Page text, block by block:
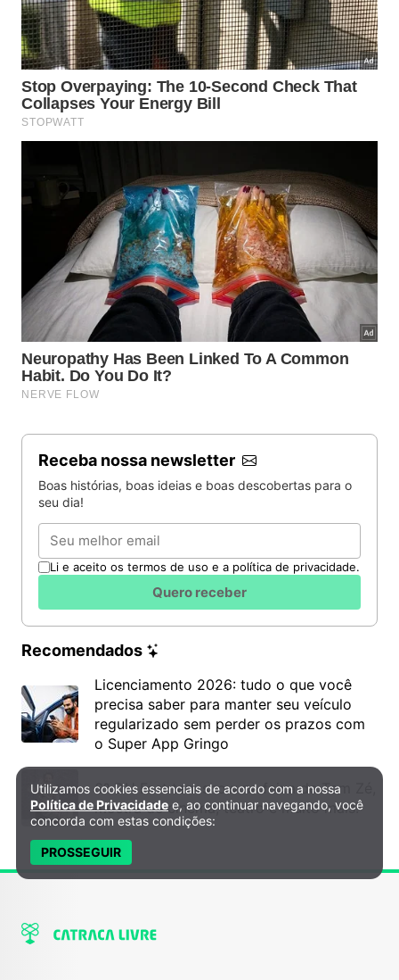
10-Andre Luiz Teles Martins
A jogada é servida em uma taça cheia com o gelo
absoluto da tranquilidade de quem domina o
campo, levando como base uma dose generosa do
talento puro, intenso e botânico de BEG Gin. Na
hora do chute, vem o toque de mestre: um twist
cítrico e totalmente imprevisível na trajetória da
bola, que faz uma curva surpreendente para
encobrir o goleiro. É uma mistura refrescante e
perfeitamente equilibrada entre ousadia e
genialidade, que desce rasgando a rede e deixa no
paladar aquele retrogosto inesquecível de magia e
pentacampeonato.
Receba nossa newsletter
Boas histórias, boas ideias e boas descobertas para o
seu dia!
Email
Li e aceito os termos de uso e a política de privacidade.
Quero receber
Recomendados
Licenciamento 2026: tudo o que você
precisa saber para manter seu veículo
regularizado sem perder os prazos com
o Super App Gringo
6º DH Fest tem show na faixa de Tom Zé,
mostra de cinema, teatro e muito mais!
Política de Privacidade e Cookies
Utilizamos cookies essenciais de acordo com a nossa
Política de Privacidade e, ao continuar navegando, você
concorda com estas condições:
PROSSEGUIR